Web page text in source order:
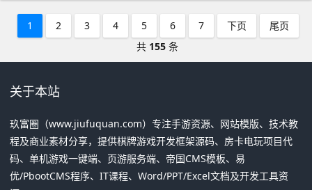
1 2 3 4 5 6 7 下页
尾页
共 155 条
关于本站
玖富圈（www.jiufuquan.com）专注手游资源、网站模版、技术教
程及商业素材分享，提供棋牌游戏开发框架源码、房卡电玩项目代
码、单机游戏一键端、页游服务端、帝国CMS模板、易
优/PbootCMS程序、IT课程、Word/PPT/Excel文档及开发工具资